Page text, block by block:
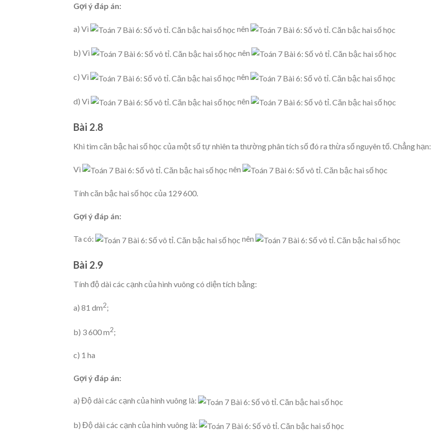
Gợi ý đáp án:
a) Vì nên
b) Vì nên
c) Vì nên
d) Vì nên
Bài 2.8
Khi tìm căn bậc hai số học của một số tự nhiên ta thường phân tích số đó ra thừa số nguyên tố. Chẳng hạn:
Vì nên
Tính căn bậc hai số học của 129 600.
Gợi ý đáp án:
Ta có: nên
Bài 2.9
Tính độ dài các cạnh của hình vuông có diện tích bằng:
a) 81 dm2;
b) 3 600 m2;
c) 1 ha
Gợi ý đáp án:
a) Độ dài các cạnh của hình vuông là:
b) Độ dài các cạnh của hình vuông là: